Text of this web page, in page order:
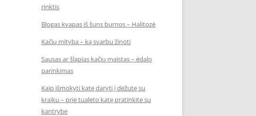
rinktis
Blogas kvapas iš šuns burnos – Halitozė
Kačių mityba – ką svarbu žinoti
Sausas ar šlapias kačių maistas – ėdalo
parinkimas
Kaip išmokyti katę daryti į dėžutę su
kraiku – prie tualeto katę pratinkite su
kantrybe